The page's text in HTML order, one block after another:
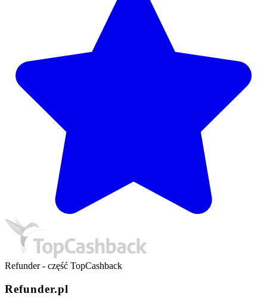
Refunder - część TopCashback
Refunder.pl